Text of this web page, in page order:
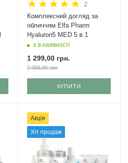
2
Комплексний догляд за
обличчям Elfa Pharm
Hyaluron5 MED 5 в 1
є в наявності
1 299,00 грн.
2 059,90грн.
КУПИТИ
Акція
Хіт продаж